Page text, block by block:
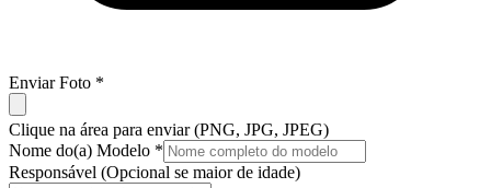
Enviar Foto *
Clique na área para enviar (PNG, JPG, JPEG)
Nome do(a) Modelo *
Responsável (Opcional se maior de idade)